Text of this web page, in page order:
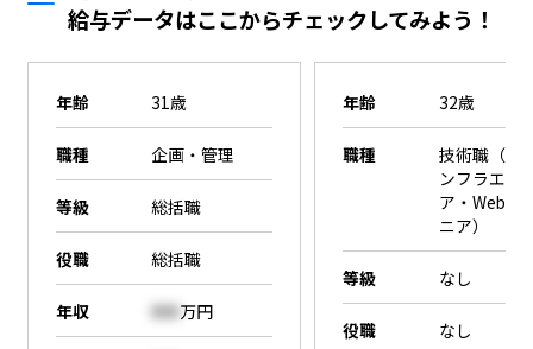
給与データはここからチェックしてみよう！
年齢 31歳
職種 企画・管理
等級 総括職
役職 総括職
年収 000万円
年齢 32歳
職種
技術職（SE
ンフラエン
ア・Webエ
ニア）
等級 なし
役職 なし